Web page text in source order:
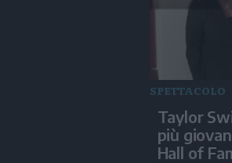
SPETTACOLO
Taylor
più
Hall of